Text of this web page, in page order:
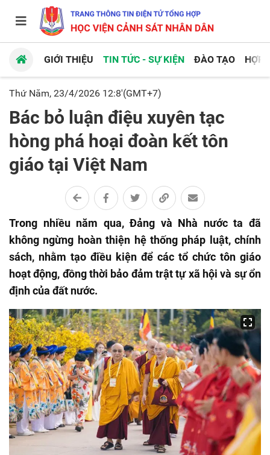
GIỚI THIỆU TIN TỨC - SỰ KIỆN ĐÀO TẠO HỢP
Thứ Năm, 23/4/2026 12:8'(GMT+7)
Bác bỏ luận điệu xuyên tạc
hòng phá hoại đoàn kết tôn
giáo tại Việt Nam
Trong nhiều năm qua, Đảng và Nhà nước ta đã
không ngừng hoàn thiện hệ thống pháp luật, chính
sách, nhằm tạo điều kiện để các tổ chức tôn giáo
hoạt động, đồng thời bảo đảm trật tự xã hội và sự ổn
định của đất nước.